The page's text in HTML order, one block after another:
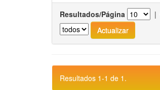
Resultados/Página |
Resultados 1-1 de 1.